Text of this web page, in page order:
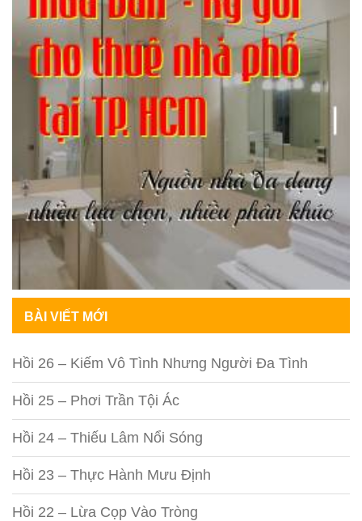
BÀI VIẾT MỚI
Hồi 26 – Kiếm Vô Tình Nhưng Người Đa Tình
Hồi 25 – Phơi Trần Tội Ác
Hồi 24 – Thiếu Lâm Nổi Sóng
Hồi 23 – Thực Hành Mưu Định
Hồi 22 – Lừa Cọp Vào Tròng